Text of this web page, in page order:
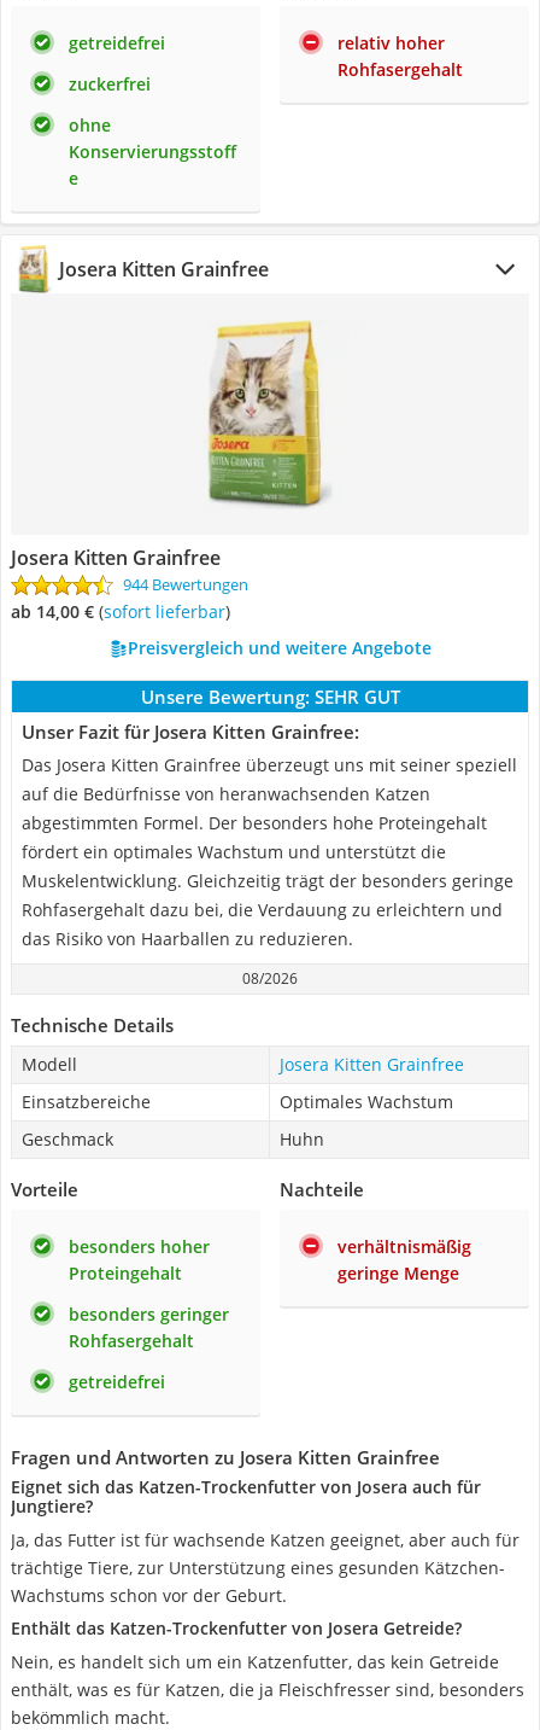
getreidefrei
zuckerfrei
ohne
Konservierungsstoff
e
relativ hoher
Rohfasergehalt
Josera Kitten Grainfree
Josera Kitten Grainfree
944 Bewertungen
ab 14,00 € ( Sofort lieferbar)
Preisvergleich und weitere Angebote
Unsere Bewertung: SEHR GUT
Unser Fazit für Josera Kitten Grainfree:
Das Josera Kitten Grainfree überzeugt uns mit seiner speziell
auf die Bedürfnisse von heranwachsenden Katzen
abgestimmten Formel. Der besonders hohe Proteingehalt
fördert ein optimales Wachstum und unterstützt die
Muskelentwicklung. Gleichzeitig trägt der besonders geringe
Rohfasergehalt dazu bei, die Verdauung zu erleichtern und
das Risiko von Haarballen zu reduzieren.
08/2026
Technische Details
Modell
Josera Kitten Grainfree
Einsatzbereiche
Optimales Wachstum
Geschmack
Huhn
Vorteile
besonders hoher
Proteingehalt
besonders geringer
Rohfasergehalt
getreidefrei
Nachteile
verhältnismäßig
geringe Menge
Fragen und Antworten zu Josera Kitten Grainfree
Eignet sich das Katzen-Trockenfutter von Josera auch für
Jungtiere?
Ja, das Futter ist für wachsende Katzen geeignet, aber auch für
trächtige Tiere, zur Unterstützung eines gesunden Kätzchen-
Wachstums schon vor der Geburt.
Enthält das Katzen-Trockenfutter von Josera Getreide?
Nein, es handelt sich um ein Katzenfutter, das kein Getreide
enthält, was es für Katzen, die ja Fleischfresser sind, besonders
bekömmlich macht.